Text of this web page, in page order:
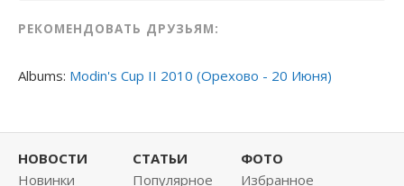
РЕКОМЕНДОВАТЬ ДРУЗЬЯМ:
Albums: Modin's Cup II 2010 (Орехово - 20 Июня)
НОВОСТИ
Новинки
СТАТЬИ
Популярное
ФОТО
Избранное